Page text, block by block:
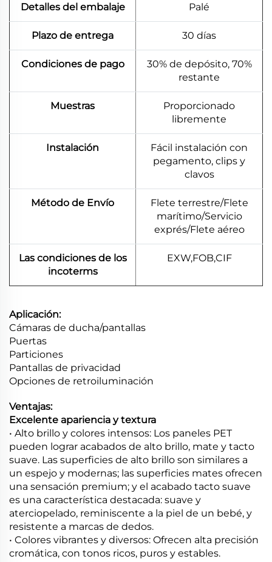
Detalles del embalaje Palé
Plazo de entrega 30 días
Condiciones de pago
30% de depósito, 70%
restante
Muestras
Proporcionado
libremente
Instalación
Fácil instalación con
pegamento, clips y
clavos
Método de Envío
Flete terrestre/Flete
marítimo/Servicio
exprés/Flete aéreo
Las condiciones de los
incoterms
EXW,FOB,CIF
Aplicación:
Cámaras de ducha/pantallas
Puertas
Particiones
Pantallas de privacidad
Opciones de retroiluminación
Ventajas:
Excelente apariencia y textura
• Alto brillo y colores intensos: Los paneles PET
pueden lograr acabados de alto brillo, mate y tacto
suave. Las superficies de alto brillo son similares a
un espejo y modernas; las superficies mates ofrecen
una sensación premium; y el acabado tacto suave
es una característica destacada: suave y
aterciopelado, reminiscente a la piel de un bebé, y
resistente a marcas de dedos.
• Colores vibrantes y diversos: Ofrecen alta precisión
cromática, con tonos ricos, puros y estables.